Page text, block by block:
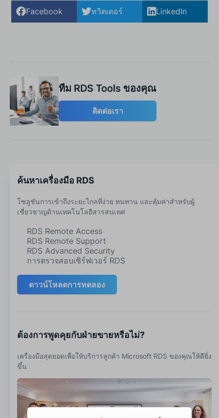
Facebook ทวิตเตอร์ LinkedIn
ทีม RDS Tools ของคุณ
ติดต่อเรา
ค้นหาเครื่องมือ RDS
โซลูชันการเข้าถึงระยะไกลที่ง่าย ทนทาน และคุ้มค่าสำหรับผู้
เชี่ยวชาญด้านเทคโนโลยีสารสนเทศ
RDS Remote Access
RDS Remote Support
RDS Advanced Security
การตรวจสอบเซิร์ฟเวอร์ RDS
ดาวน์โหลดการทดลอง
ต้องการพูดคุยกับฝ่ายขายหรือไม่?
เครื่องมือสุดยอดเพื่อให้บริการลูกค้า Microsoft RDS ของคุณให้ดียิ่ง
ขึ้น